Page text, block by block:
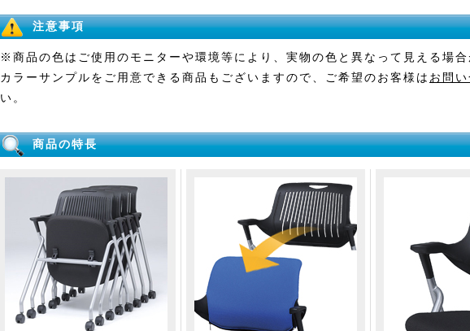
注意事項
※商品の色はご使用のモニターや環境等により、実物の色と異なって見える場合
カラーサンプルをご用意できる商品もございますので、ご希望のお客様は お問
い。
商品の特長